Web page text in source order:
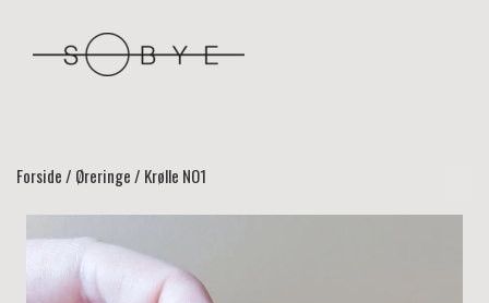
Forside Øreringe Krølle NO1